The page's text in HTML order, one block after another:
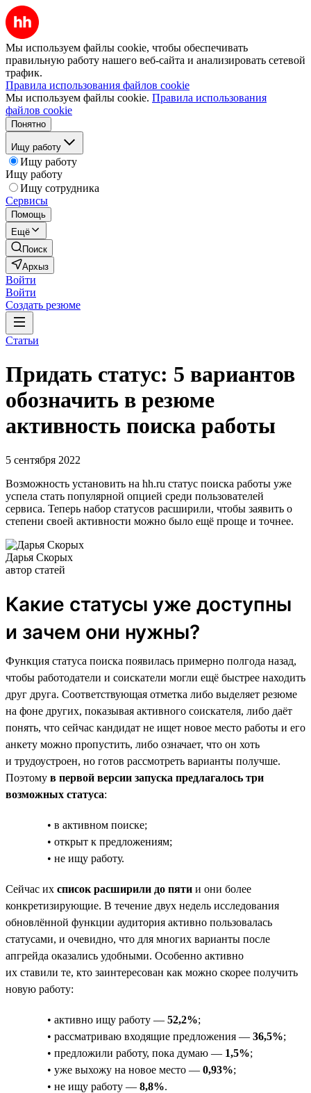
Мы используем файлы cookie, чтобы обеспечивать
правильную работу нашего веб-сайта и анализировать сетевой
трафик.
Правила использования файлов cookie
Мы используем файлы cookie. Правила использования
файлов cookie
Понятно
Ищу работу
Ищу работу
Ищу работу
Ищу сотрудника
Сервисы
Помощь
Ещё
Поиск
Архыз
Войти
Войти
Создать резюме
Статьи
Придать статус: 5 вариантов
обозначить в резюме
активность поиска работы
5 сентября 2022
Возможность установить на hh.ru статус поиска работы уже
успела стать популярной опцией среди пользователей
сервиса. Теперь набор статусов расширили, чтобы заявить о
степени своей активности можно было ещё проще и точнее.
Дарья Скорых
автор статей
Какие статусы уже доступны
и зачем они нужны?
Функция статуса поиска появилась примерно полгода назад,
чтобы работодатели и соискатели могли ещё быстрее находить
друг друга. Соответствующая отметка либо выделяет резюме
на фоне других, показывая активного соискателя, либо даёт
понять, что сейчас кандидат не ищет новое место работы и его
анкету можно пропустить, либо означает, что он хоть
и трудоустроен, но готов рассмотреть варианты получше.
Поэтому в первой версии запуска предлагалось три
возможных статуса:
• в активном поиске;
• открыт к предложениям;
• не ищу работу.
Сейчас их список расширили до пяти и они более
конкретизирующие. В течение двух недель исследования
обновлённой функции аудитория активно пользовалась
статусами, и очевидно, что для многих варианты после
апгрейда оказались удобными. Особенно активно
их ставили те, кто заинтересован как можно скорее получить
новую работу:
• активно ищу работу — 52,2%;
• рассматриваю входящие предложения — 36,5%;
• предложили работу, пока думаю — 1,5%;
• уже выхожу на новое место — 0,93%;
• не ищу работу — 8,8%.